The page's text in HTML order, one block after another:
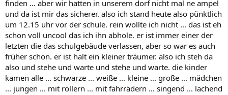
finden ... aber wir hatten in unserem dorf nicht mal ne ampel
und da ist mir das sicherer. also ich stand heute also pünktlich
um 12.15 uhr vor der schule. rein wollte ich nicht ... das ist eh
schon voll uncool das ich ihn abhole. er ist immer einer der
letzten die das schulgebäude verlassen, aber so war es auch
früher schon. er ist halt ein kleiner träumer. also ich steh da
also und stehe und warte und stehe und warte. die kinder
kamen alle ... schwarze ... weiße ... kleine ... große ... mädchen
... jungen ... mit rollern ... mit fahrrädern ... singend ... lachend